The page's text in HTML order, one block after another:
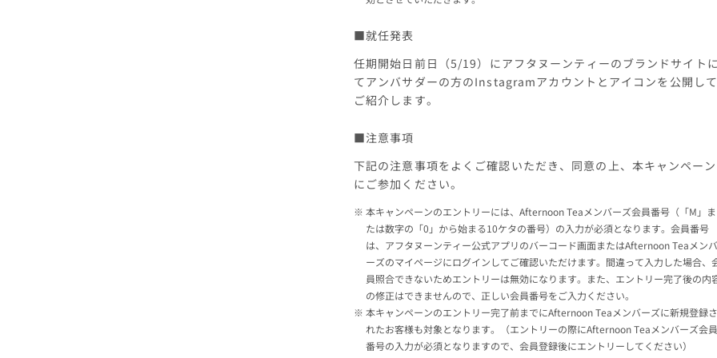
■就任発表
任期開始日前日（5/19）にアフタヌーンティーのブランドサイトに
てアンバサダーの方のInstagramアカウントとアイコンを公開して
ご紹介します。
■注意事項
下記の注意事項をよくご確認いただき、同意の上、本キャンペーン
にご参加ください。
本キャンペーンのエントリーには、Afternoon Teaメンバーズ会員番号（「M」ま
たは数字の「0」から始まる10ケタの番号）の入力が必須となります。会員番号
は、アフタヌーンティー公式アプリのバーコード画面またはAfternoon Teaメンバ
ーズのマイページにログインしてご確認いただけます。間違って入力した場合、
員照合できないためエントリーは無効になります。また、エントリー完了後の内
の修正はできませんので、正しい会員番号をご入力ください。
本キャンペーンのエントリー完了前までにAfternoon Teaメンバーズに新規登録さ
れたお客様も対象となります。（エントリーの際にAfternoon Teaメンバーズ会員
番号の入力が必須となりますので、会員登録後にエントリーしてください）